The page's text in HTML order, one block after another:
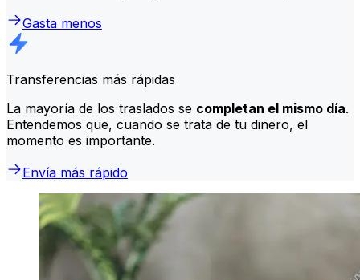
Gasta menos
Transferencias más rápidas
La mayoría de los traslados se completan el mismo día.
Entendemos que, cuando se trata de tu dinero, el
momento es importante.
Envía más rápido